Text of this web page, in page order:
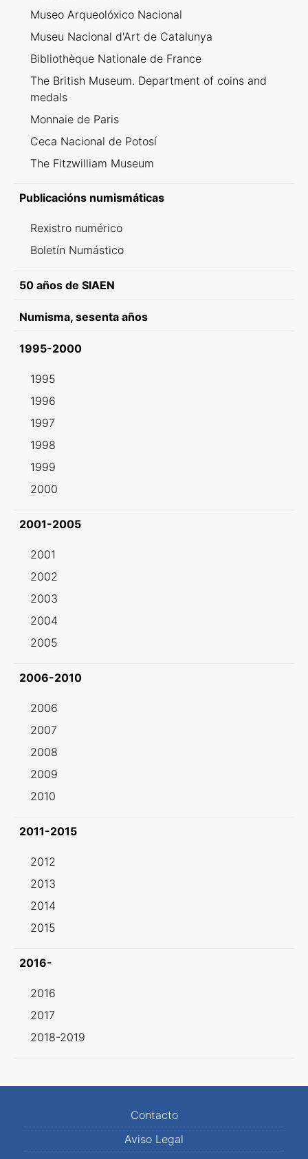
Museo Arqueolóxico Nacional
Museu Nacional d'Art de Catalunya
Bibliothèque Nationale de France
The British Museum. Department of coins and
medals
Monnaie de Paris
Ceca Nacional de Potosí
The Fitzwilliam Museum
Publicacións numismáticas
Rexistro numérico
Boletín Numástico
50 años de SIAEN
Numisma, sesenta años
1995-2000
1995
1996
1997
1998
1999
2000
2001-2005
2001
2002
2003
2004
2005
2006-2010
2006
2007
2008
2009
2010
2011-2015
2012
2013
2014
2015
2016-
2016
2017
2018-2019
Contacto
Aviso Legal